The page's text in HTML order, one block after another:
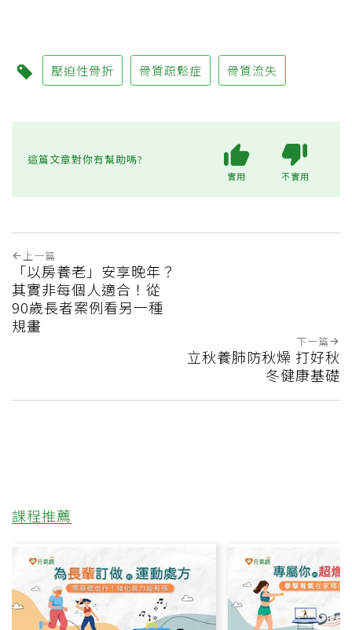
壓迫性骨折 骨質疏鬆症 骨質流失
這篇文章對你有幫助嗎?
實用 不實用
上一篇
「以房養老」安享晚年？
其實非每個人適合！從
90歲長者案例看另一種
規畫
下一篇
立秋養肺防秋燥 打好秋
冬健康基礎
課程推薦